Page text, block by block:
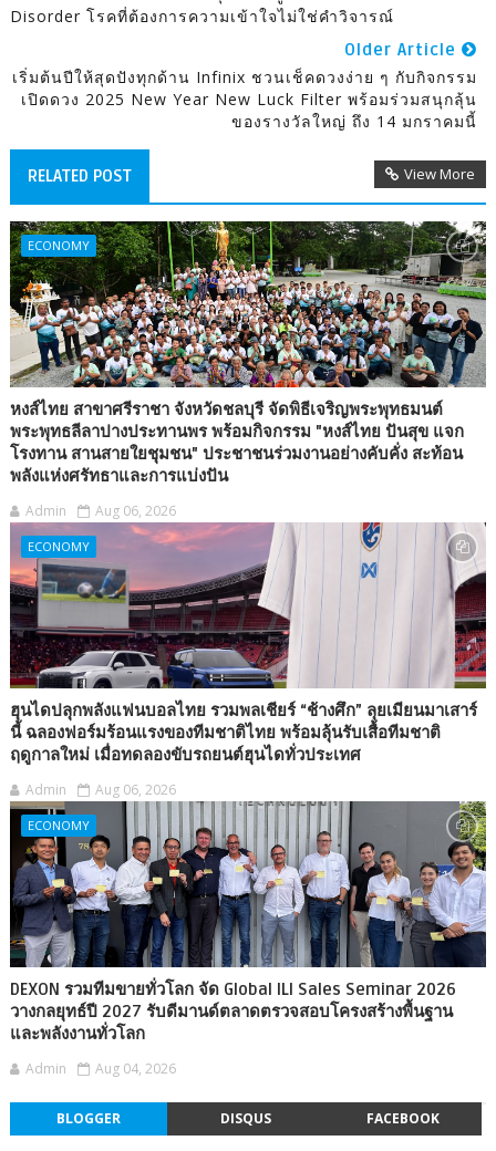
Disorder โรคที่ต้องการความเข้าใจไม่ใช่คำวิจารณ์
Older Article
เริ่มต้นปีให้สุดปังทุกด้าน Infinix ชวนเช็คดวงง่าย ๆ กับกิจกรรม
เปิดดวง 2025 New Year New Luck Filter พร้อมร่วมสนุกลุ้น
ของรางวัลใหญ่ ถึง 14 มกราคมนี้
RELATED POST View More
ECONOMY
หงส์ไทย สาขาศรีราชา จังหวัดชลบุรี จัดพิธีเจริญพระพุทธมนต์
พระพุทธลีลาปางประทานพร พร้อมกิจกรรม "หงส์ไทย ปันสุข แจก
โรงทาน สานสายใยชุมชน" ประชาชนร่วมงานอย่างคับคั่ง สะท้อน
พลังแห่งศรัทธาและการแบ่งปัน
Admin Aug 06, 2026
ECONOMY
ฮุนไดปลุกพลังแฟนบอลไทย รวมพลเชียร์ “ช้างศึก” ลุยเมียนมาเสาร์
นี้ ฉลองฟอร์มร้อนแรงของทีมชาติไทย พร้อมลุ้นรับเสื้อทีมชาติ
ฤดูกาลใหม่ เมื่อทดลองขับรถยนต์ฮุนไดทั่วประเทศ
Admin Aug 06, 2026
ECONOMY
DEXON รวมทีมขายทั่วโลก จัด Global ILI Sales Seminar 2026
วางกลยุทธ์ปี 2027 รับดีมานด์ตลาดตรวจสอบโครงสร้างพื้นฐาน
และพลังงานทั่วโลก
Admin Aug 04, 2026
BLOGGER DISQUS FACEBOOK